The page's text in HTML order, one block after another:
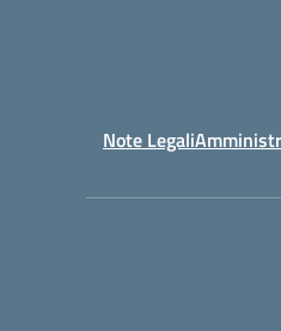
Note Legali